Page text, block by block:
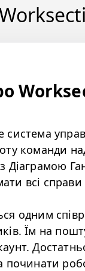
команди
Діаграмою
всі справи
одним
Їм на
починати